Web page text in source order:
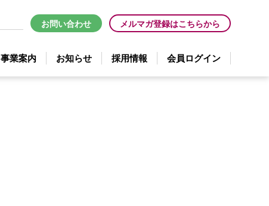
事業案内 お知らせ 採用情報 会員ログイン
メルマガ登録はこちらから
お問い合わせ